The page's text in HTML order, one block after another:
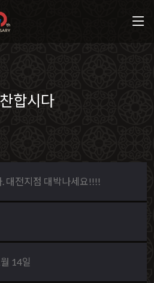
합시다
대전지점 대박나세요!!!!
14일